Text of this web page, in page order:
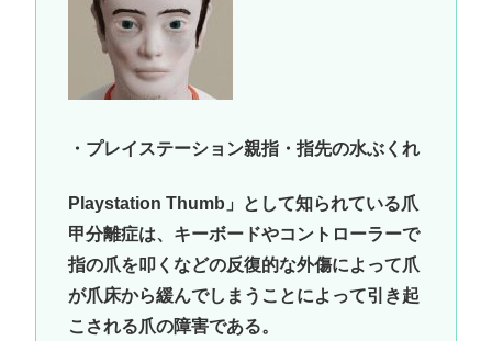
・プレイステーション親指・指先の水ぶくれ
Playstation Thumb」として知られている爪
甲分離症は、キーボードやコントローラーで
指の爪を叩くなどの反復的な外傷によって爪
が爪床から緩んでしまうことによって引き起
こされる爪の障害である。